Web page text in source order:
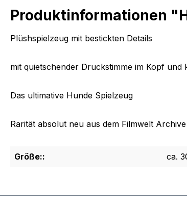
Produktinformationen
Plüshspielzeug mit bestickten Details
mit quietschender Druckstimme im Kopf
Das ultimative Hunde Spielzeug
Rarität absolut neu aus dem Filmwelt Archive
Größe:: ca.